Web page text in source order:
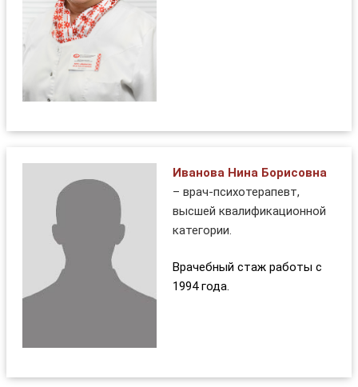
Иванова Нина Борисовна
– врач-психотерапевт,
высшей квалификационной
категории.
Врачебный стаж работы с
1994 года.